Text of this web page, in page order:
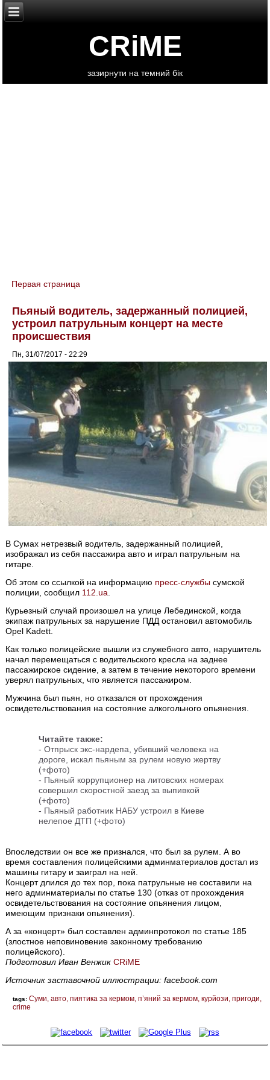
CRiME
зазирнути на темний бік
You are here
Первая страница
Пьяный водитель, задержанный полицией,
устроил патрульным концерт на месте
происшествия
Пн, 31/07/2017 - 22:29
В Сумах нетрезвый водитель, задержанный полицией,
изображал из себя пассажира авто и играл патрульным на
гитаре.
Об этом со ссылкой на информацию пресс-службы сумской
полиции, сообщил 112.ua.
Курьезный случай произошел на улице Лебединской, когда
экипаж патрульных за нарушение ПДД остановил автомобиль
Opel Kadett.
Как только полицейские вышли из служебного авто, нарушитель
начал перемещаться с водительского кресла на заднее
пассажирское сидение, а затем в течение некоторого времени
уверял патрульных, что является пассажиром.
Мужчина был пьян, но отказался от прохождения
освидетельствования на состояние алкогольного опьянения.
Читайте также:
-Отпрыск экс-нардепа, убивший человека на
дороге, искал пьяным за рулем новую жертву
(+фото)
- Пьяный коррупционер на литовских номерах
совершил скоростной заезд за выпивкой
(+фото)
- Пьяный работник НАБУ устроил в Киеве
нелепое ДТП (+фото)
Впоследствии он все же признался, что был за рулем. А во
время составления полицейскими админматериалов достал из
машины гитару и заиграл на ней.
Концерт длился до тех пор, пока патрульные не составили на
него админматериалы по статье 130 (отказ от прохождения
освидетельствования на состояние опьянения лицом,
имеющим признаки опьянения).
А за «концерт» был составлен админпротокол по статье 185
(злостное неповиновение законному требованию
полицейского).
Подготовил Иван Венжик CRiME
Источник заставочной иллюстрации: facebook.com
tags:Суми авто пиятика за кермом п’яний за кермом курйози пригоди
crime